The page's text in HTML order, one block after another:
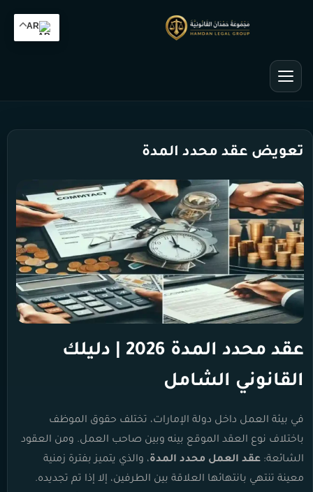
تعويض عقد محدد المدة
عقد محدد المدة 2026 | دليلك
القانوني الشامل
في بيئة العمل داخل دولة الإمارات، تختلف حقوق الموظف
باختلاف نوع العقد الموقع بينه وبين صاحب العمل. ومن العقود
الشائعة: عقد العمل محدد المدة، والذي يتميز بفترة زمنية
معينة تنتهي بانتهائها العلاقة بين الطرفين، إلا إذا تم تجديده.
AR